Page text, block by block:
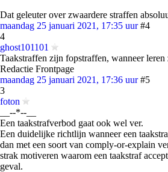
Dat geleuter over zwaardere straffen
maandag 25 januari 2021, 17:35 uur #4
4
ghost101101
Taakstraffen zijn fopstraffen, wanneer leren
Redactie Frontpage
maandag 25 januari 2021, 17:36 uur #5
3
foton
__--*--__
Een taakstrafverbod gaat ook wel ver.
Een duidelijke richtlijn wanneer een
dan met een soort van comply-or-explain
strak motiveren waarom een taakstraf
geval.